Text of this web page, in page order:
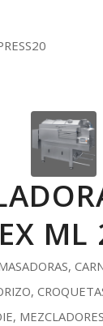
ML
,
,
, MEZCLADORES